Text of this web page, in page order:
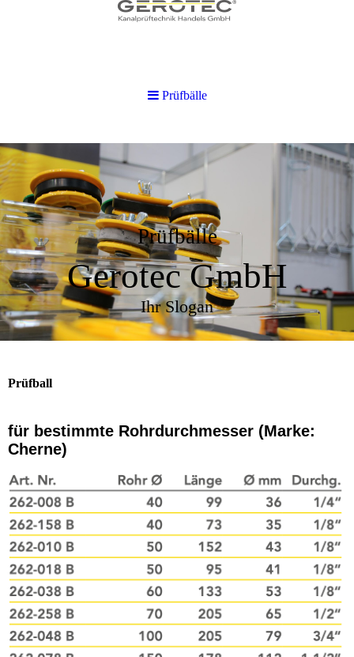
Prüfbälle
Gerotec GmbH
Ihr Slogan
Prüfball
für bestimmte Rohrdurchmesser (Marke:
Cherne)
Prüfbälle